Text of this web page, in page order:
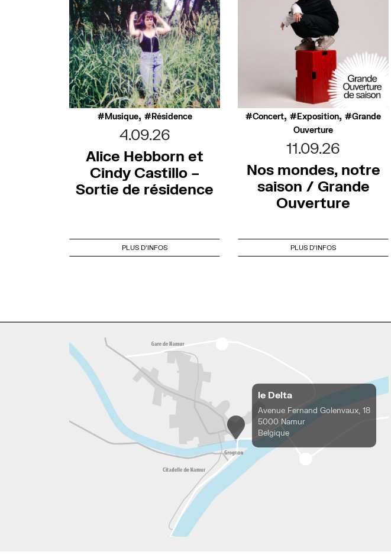
Musique, Résidence
4.09.26
Alice Hebborn et
Cindy Castillo –
Sortie de résidence
PLUS D'INFOS
Concert, Exposition,
Grande
Ouverture
11.09.26
Nos mondes, notre
saison / Grande
Ouverture
PLUS D'INFOS
le Delta
Avenue Fernand Golenvaux, 18
5000 Namur
Belgique